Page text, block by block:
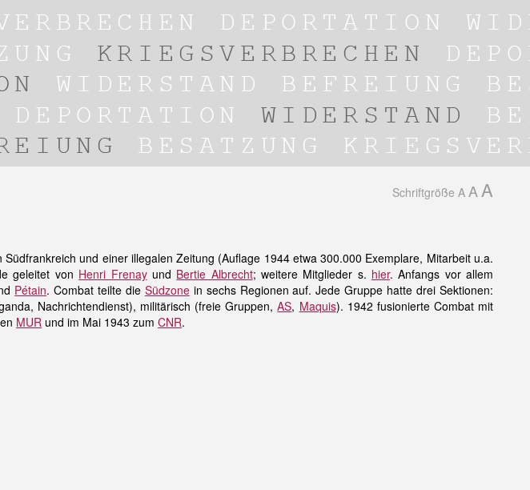
Schriftgröße A A A
Südfrankreich und einer illegalen Zeitung (Auflage 1944 etwa 300.000 Exemplare, Mitarbeit u.a.
geleitet von Henri Frenayund Bertie Albrecht; weitere Mitglieder s. hier. Anfangs vor allem
Pétain. Combat teilte die Südzonein sechs Regionen auf. Jede Gruppe hatte drei Sektionen:
Nachrichtendienst), militärisch (freie Gruppen,AS, Maquis). 1942 fusionierte Combat mit
MUR und im Mai 1943 zum CNR.